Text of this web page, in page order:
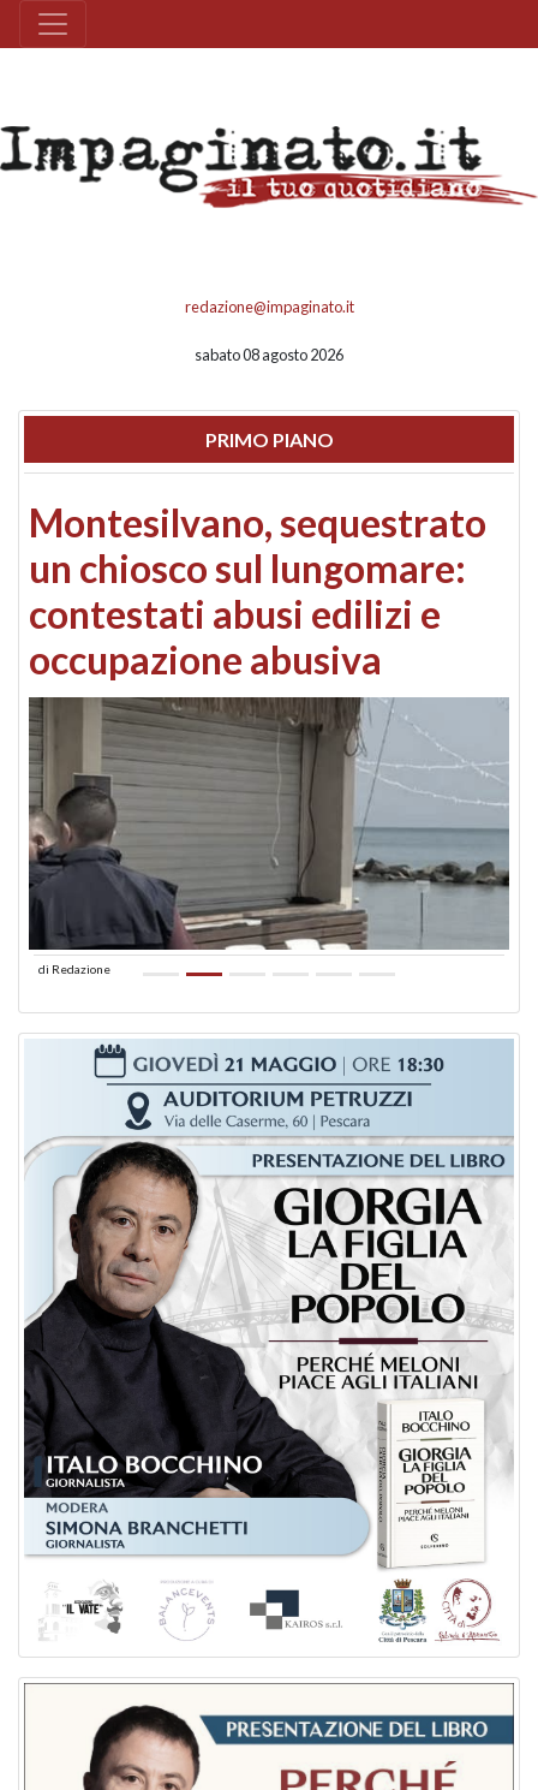
redazione@impaginato.it
sabato 08 agosto 2026
PRIMO PIANO
Montesilvano, sequestrato
un chiosco sul lungomare:
contestati abusi edilizi e
occupazione abusiva
di Redazione